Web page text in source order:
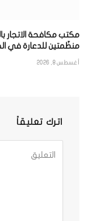
مكتب مكافحة الاتجار
منظّمتين للدعارة في
أغسطس 8, 2026
اترك تعليقاً